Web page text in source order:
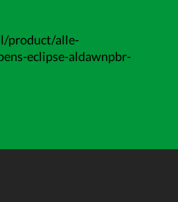
product/alle-
eclipse-aldawnpbr-